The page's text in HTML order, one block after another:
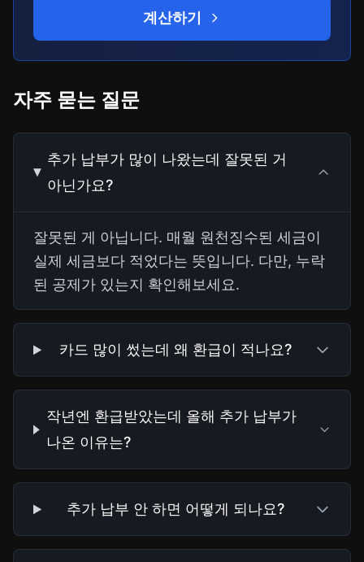
계산하기
자주 묻는 질문
추가 납부가 많이 나왔는데 잘못된 거
아닌가요?
잘못된 게 아닙니다. 매월 원천징수된 세금이
실제 세금보다 적었다는 뜻입니다. 다만, 누락
된 공제가 있는지 확인해보세요.
카드 많이 썼는데 왜 환급이 적나요?
작년엔 환급받았는데 올해 추가 납부가
나온 이유는?
추가 납부 안 하면 어떻게 되나요?